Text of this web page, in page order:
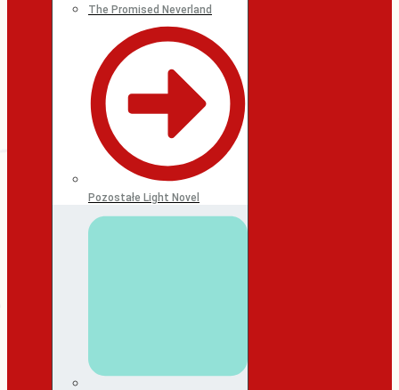
The Promised Neverland
Pozostałe Light Novel